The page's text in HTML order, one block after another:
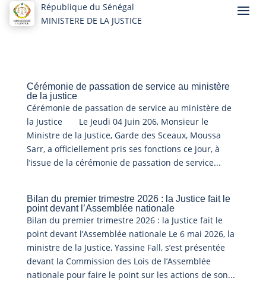
République du Sénégal
MINISTERE DE LA JUSTICE
Cérémonie de passation de service au ministère
de la justice
Cérémonie de passation de service au ministère de
la Justice Le Jeudi 04 Juin 206, Monsieur le
Ministre de la Justice, Garde des Sceaux, Moussa
Sarr, a officiellement pris ses fonctions ce jour, à
l’issue de la cérémonie de passation de service...
Bilan du premier trimestre 2026 : la Justice fait le
point devant l’Assemblée nationale
Bilan du premier trimestre 2026 : la Justice fait le
point devant l’Assemblée nationale Le 6 mai 2026, la
ministre de la Justice, Yassine Fall, s’est présentée
devant la Commission des Lois de l’Assemblée
nationale pour faire le point sur les actions de son...